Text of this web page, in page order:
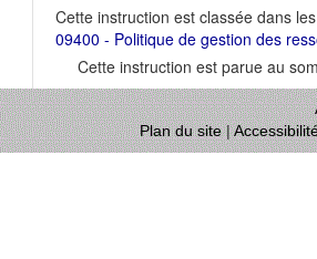
Cette instruction est classée dans
09400 - Politique de gestion des
Cette instruction est parue au
Plan du site|